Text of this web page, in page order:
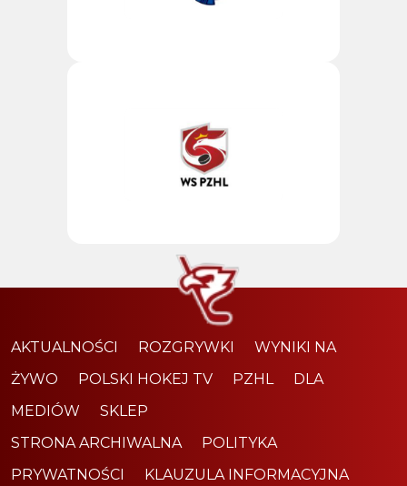
AKTUALNOŚCI ROZGRYWKI
WYNIKI NA
ŻYWO
POLSKI HOKEJ TV PZHL
DLA
MEDIÓW
SKLEP
STRONA ARCHIWALNA
POLITYKA
PRYWATNOŚCI
KLAUZULA INFORMACYJNA